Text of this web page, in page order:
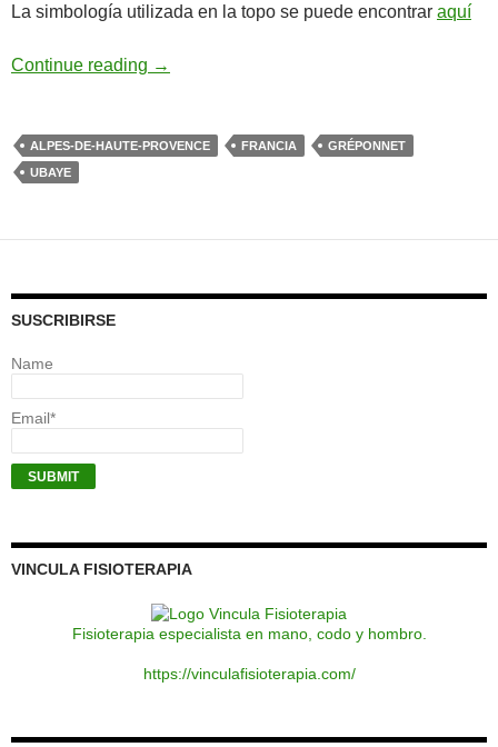
La simbología utilizada en la topo se puede encontrar aquí
Continue reading Le Réveil Des Nummulites. Ubaye
→
ALPES-DE-HAUTE-PROVENCE FRANCIA
GRÉPONNET
UBAYE
SUSCRIBIRSE
Name
Email*
VINCULA FISIOTERAPIA
Fisioterapia especialista en mano, codo y hombro.
https://vinculafisioterapia.com/